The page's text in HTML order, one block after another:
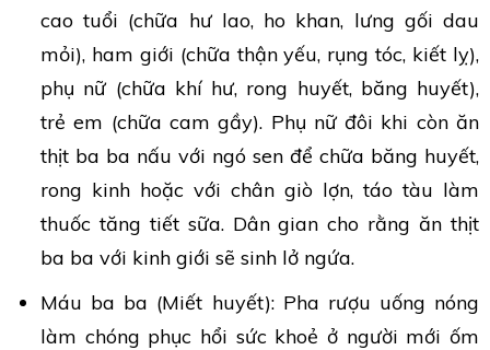
cao tuổi (chữa hư lao, ho khan, lưng gối dau
mỏi), ham giới (chữa thận yếu, rụng tóc, kiết lỵ),
phụ nữ (chữa khí hư, rong huyết, băng huyết),
trẻ em (chữa cam gầy). Phụ nữ đôi khi còn ăn
thịt ba ba nấu với ngó sen để chữa băng huyết,
rong kinh hoặc với chân giò lợn, táo tàu làm
thuốc tăng tiết sữa. Dân gian cho rằng ăn thịt
ba ba với kinh giới sẽ sinh lở ngứa.
Máu ba ba (Miết huyết): Pha rượu uống nóng
làm chóng phục hổi sức khoẻ ở người mới ốm